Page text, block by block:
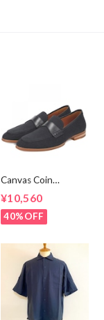
Canvas Coin
¥10,560
40%OFF